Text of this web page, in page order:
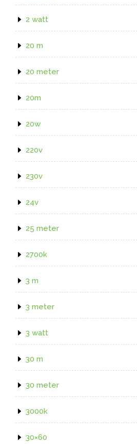
2 watt
20 m
20 meter
20m
20w
220v
230v
24v
25 meter
2700k
3 m
3 meter
3 watt
30 m
30 meter
3000k
30×60